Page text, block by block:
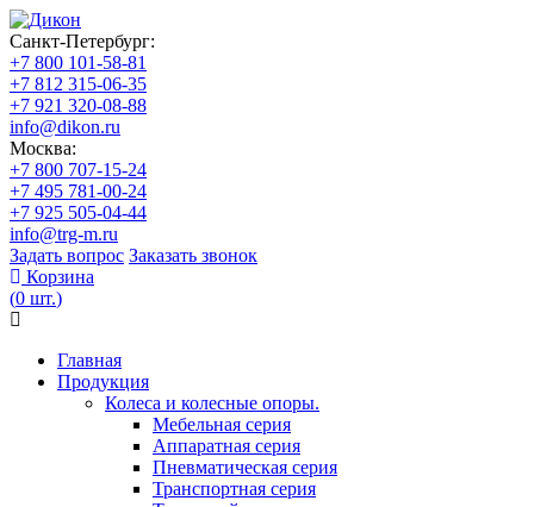
Санкт-Петербург:
+7 800 101-58-81
+7 812 315-06-35
+7 921 320-08-88
info@dikon.ru
Москва:
+7 800 707-15-24
+7 495 781-00-24
+7 925 505-04-44
info@trg-m.ru
Задать вопрос Заказать звонок
Корзина
(0 шт.)
Главная
Продукция
Колеса и колесные опоры.
Мебельная серия
Аппаратная серия
Пневматическая серия
Транспортная серия